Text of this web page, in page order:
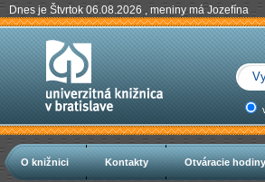
Dnes je Štvrtok 06.08.2026 , meniny má Jozefína
O knižnici Kontakty Otváracie hodiny